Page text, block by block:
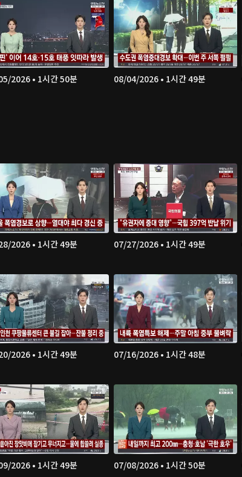
2026 • 1시간 50분 08/04/2026 • 1시간 49분
2026 • 1시간 49분 07/27/2026 • 1시간 49분
2026 • 1시간 49분 07/16/2026 • 1시간 48분
2026 • 1시간 49분 07/08/2026 • 1시간 50분